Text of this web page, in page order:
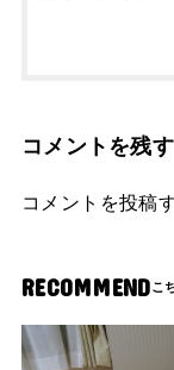
コメントを残す
コメントを投稿
RECOMMEND